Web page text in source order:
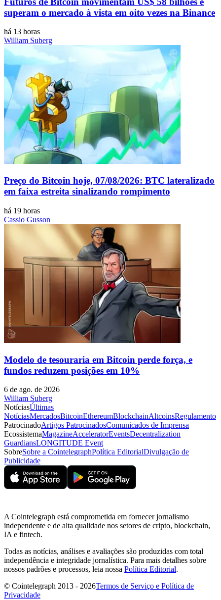
superam o mercado à vista em oito vezes na Binance
há 13 horas
William Suberg
Preço do Bitcoin hoje, 07/08/2026: BTC lateralizado
em faixa estreita sinalizando rompimento
há 19 horas
Cassio Gusson
Modelo de tesouraria em Bitcoin perde força, e
fundos reduzem posições em 10%
6 de ago. de 2026
William Suberg
NotíciasÚltimas
NotíciasMercadosBitcoinEthereumBlockchainAltcoinsRegulamento
PatrocinadoArtigos PatrocinadosComunicados de Imprensa
EcossistemaMagazineAcceleratorEventsDecentralization
GuardiansLONGITUDE Event
SobreSobre a CointelegraphPolítica EditorialDivulgação de
Publicidade
A Cointelegraph está comprometida em fornecer jornalismo
independente e de alta qualidade nos setores de cripto, blockchain,
IA e fintech.
Todas as notícias, análises e avaliações são produzidas com total
independência e integridade jornalística. Para mais detalhes sobre
nossos padrões e processos, leia nossa Política Editorial.
© Cointelegraph 2013 - 2026Termos de Serviço e Política de
Privacidade